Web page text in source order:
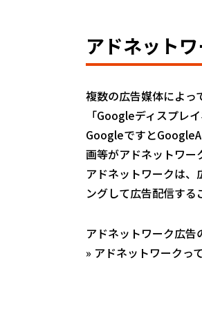
アドネット
複数の広告媒体によっ
「Googleディスプレ
Googleですと
画等がアドネットワー
アドネットワークは
ングして広告配信する
アドネットワーク広告
» アドネットワークっ